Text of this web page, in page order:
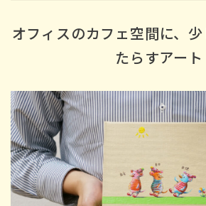
オフィスのカフェ空間に、
たらすアート